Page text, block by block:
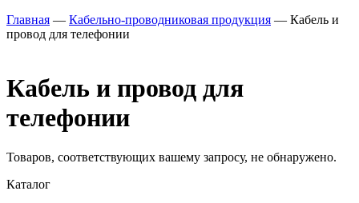
Главная — Кабельно-проводниковая продукция — Кабель и
провод для телефонии
Кабель и провод для
телефонии
Товаров, соответствующих вашему запросу, не обнаружено.
Каталог